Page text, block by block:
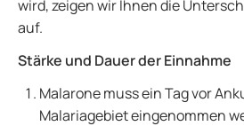
wird, zeigen wir Ihnen die
auf.
Stärke und Dauer der Einnahme
Malarone muss ein Tag vor
Malariagebiet eingenommen